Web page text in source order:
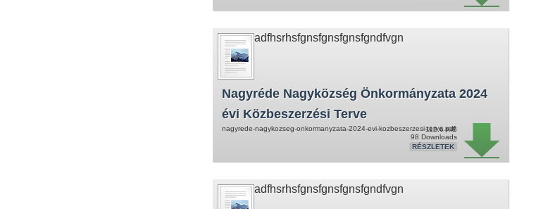
adfhsrhsfgnsfgnsfgnsfgndfvgn
Nagyréde Nagyközség Önkormányzata 2024
évi Közbeszerzési Terve
nagyrede-nagykozseg-onkormanyzata-2024-evi-kozbeszerzesi-terve.pdf
112.6 KiB
98 Downloads
RÉSZLETEK
adfhsrhsfgnsfgnsfgnsfgndfvgn